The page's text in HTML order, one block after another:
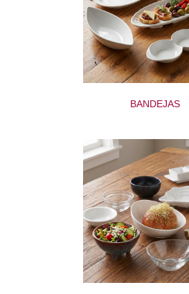
BANDEJAS